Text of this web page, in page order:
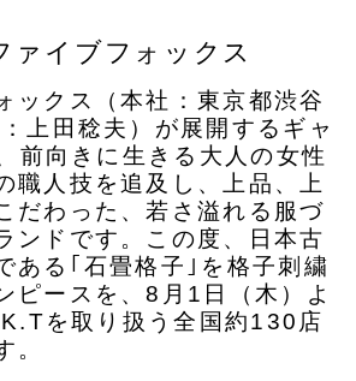
ァイブフォックス
ックス（本社：東京都渋谷
上田稔夫）が展開するギャ
前向きに生きる大人の女性
職人技を追及し、上品、上
だわった、若さ溢れる服づ
ンドです。この度、日本古
ある｢石畳格子｣を格子刺繍
ピースを、8月1日（木）よ
を取り扱う全国約130店
。